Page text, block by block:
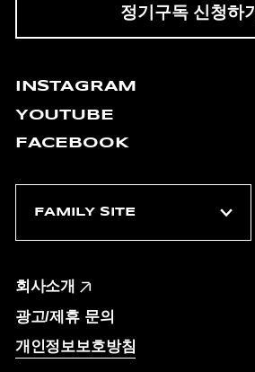
정기구독 신청하기
INSTAGRAM
YOUTUBE
FACEBOOK
회사소개
광고/제휴 문의
개인정보보호방침